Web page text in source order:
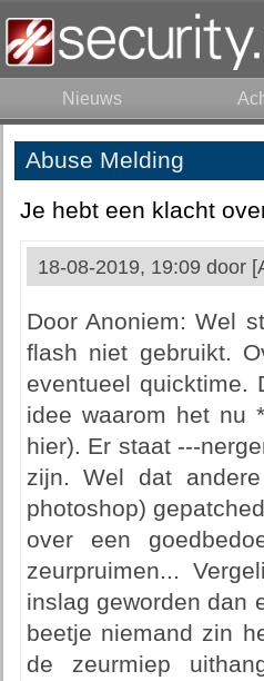
Nieuws
Abuse Melding
Je hebt een klacht
18-08-2019, 19:09 door
Door Anoniem: Wel
flash niet gebruikt.
eventueel quicktime.
idee waarom het nu
hier). Er staat ---
zijn. Wel dat
photoshop)
over een
zeurpruimen...
inslag geworden dan
beetje niemand zin
de zeurmiep